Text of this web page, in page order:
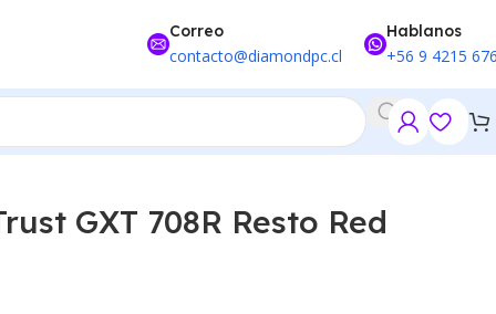
Correo
contacto@diamondpc.cl
Hablanos
+56 9 4215
GXT 708R Resto Red